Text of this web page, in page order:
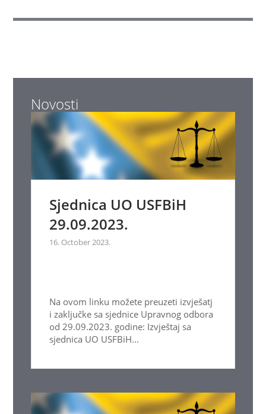
Novosti
Sjednica UO USFBiH
29.09.2023.
16. October 2023.
Na ovom linku možete preuzeti izvješatj
i zaključke sa sjednice Upravnog odbora
od 29.09.2023. godine: Izvještaj sa
sjednica UO USFBiH...